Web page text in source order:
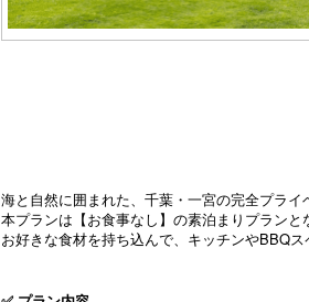
海と自然に囲まれた、千葉・一宮の完全プライ
本プランは【お食事なし】の素泊まりプランと
お好きな食材を持ち込んで、キッチンやBBQス